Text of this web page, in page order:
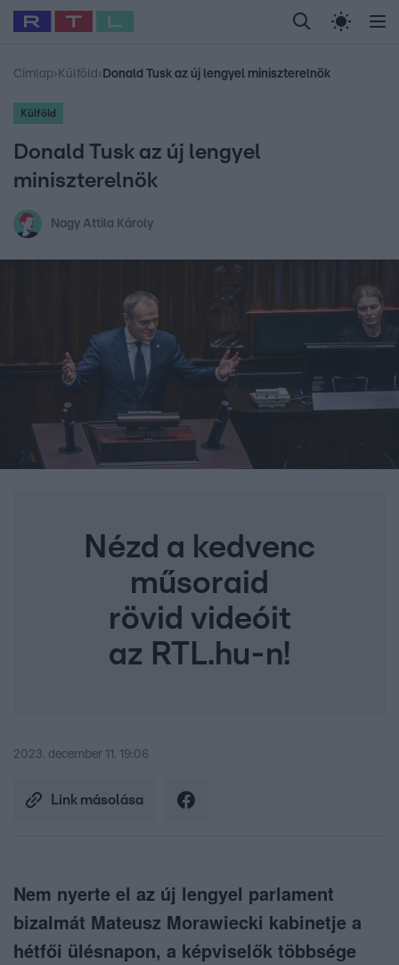
Legfrissebb RTL Híradó Randi Celeb vagyok,
Babits Marcella Most Wanted Gallusz
Címlap› Külföld › Donald Tusk az új lengyel miniszterelnök
Külföld
Donald Tusk az új lengyel
miniszterelnök
Nagy Attila Károly
Nézd a kedvenc
műsoraid
rövid videóit
az RTL.hu-n!
2023. december 11. 19:06
Link másolása
Nem nyerte el az új lengyel parlament
bizalmát Mateusz Morawiecki kabinetje a
hétfői ülésnapon, a képviselők többsége